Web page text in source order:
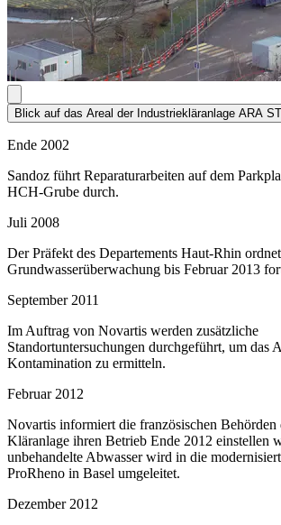
Blick auf das Areal der Industriekläranlage ARA
Ende 2002
Sandoz führt Reparaturarbeiten auf dem
HCH-Grube durch.
Juli 2008
Der Präfekt des Departements Haut-Rhin
Grundwasserüberwachung bis Februar 2013
September 2011
Im Auftrag von Novartis werden zusätzliche
Standortuntersuchungen durchgeführt, um das
Kontamination zu ermitteln.
Februar 2012
Novartis informiert die französischen Behörden
Kläranlage ihren Betrieb Ende 2012 einstellen
unbehandelte Abwasser wird in die
ProRheno in Basel umgeleitet.
Dezember 2012